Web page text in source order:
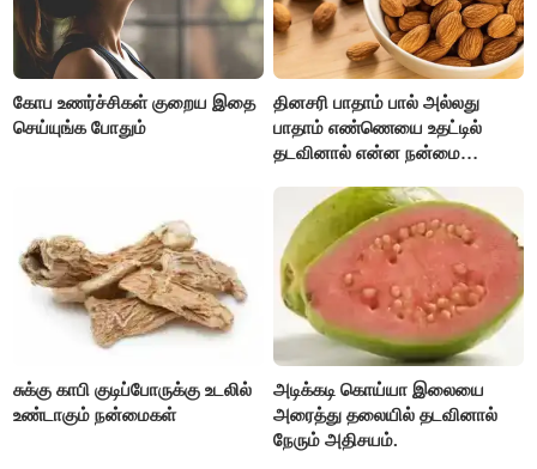
கோப உணர்ச்சிகள் குறைய இதை
செய்யுங்க போதும்
தினசரி பாதாம் பால் அல்லது
பாதாம் எண்ணெயை உதட்டில்
தடவினால் என்ன நன்மை
சுக்கு காபி குடிப்போருக்கு உடலில்
உண்டாகும் நன்மைகள்
அடிக்கடி கொய்யா இலையை
அரைத்து தலையில் தடவினால்
நேரும் அதிசயம்.